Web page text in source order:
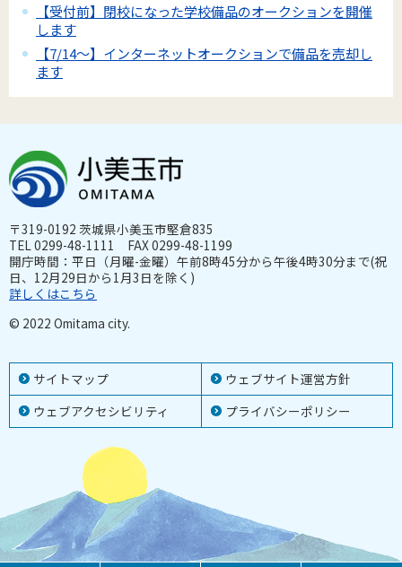
【受付前】閉校になった学校備品のオークションを開催
します
【7/14～】インターネットオークションで備品を売却し
ます
サイトマップ
ウェブサイト運営方針
ウェブアクセシビリティ
プライバシーポリシー
〒319-0192 茨城県小美玉市堅倉835
TEL 0299-48-1111 FAX 0299-48-1199
開庁時間：平日（月曜-金曜）午前8時45分から午後4時30分まで(祝
日、12月29日から1月3日を除く)
詳しくはこちら
© 2022 Omitama city.